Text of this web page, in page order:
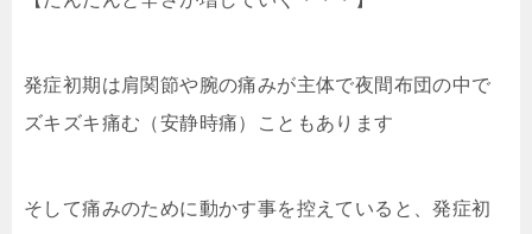
発症初期は肩関節や腕の痛みが主体で夜間布団の中で
ズキズキ痛む（安静時痛）こともあります
そして痛みのために動かす事を控えていると、発症初